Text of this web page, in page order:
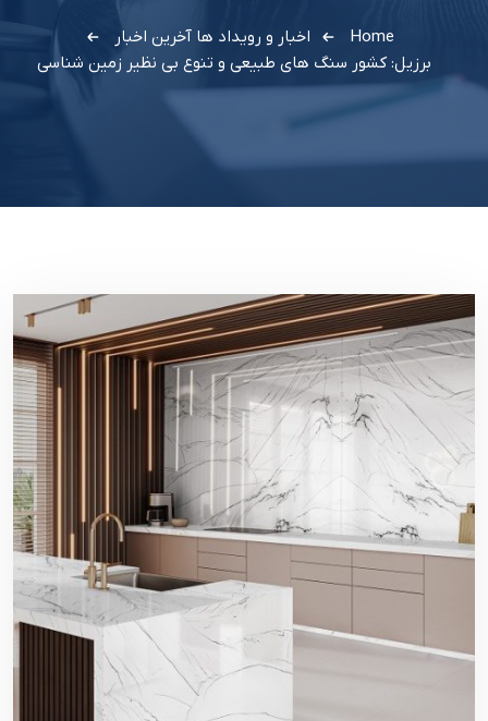
Home اخبار و رویداد ها آخرین اخبار
برزیل: کشور سنگ های طبیعی و تنوع بی نظیر زمین شناسی